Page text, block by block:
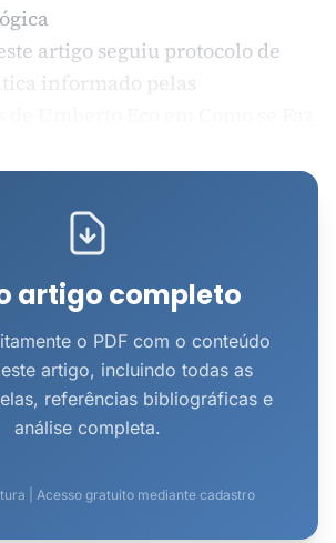
artigo seguiu protocolo de
informado pelas
de objeto de pesquisa: o tema
reconhecível por terceiros;
acessíveis; as fontes devem
no horizonte de competência
artigo completo
o PDF com o conteúdo
artigo, incluindo todas as
referências bibliográficas e
análise completa.
| Acesso gratuito mediante cadastro